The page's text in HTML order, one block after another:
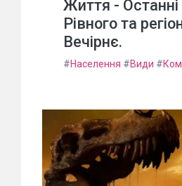
Життя -
Рівного та
Вечірнє.
#Населення #Види #